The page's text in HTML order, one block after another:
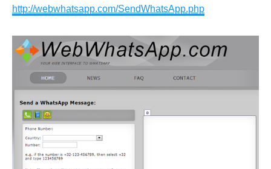
http://webwhatsapp.com/SendWhatsApp.php